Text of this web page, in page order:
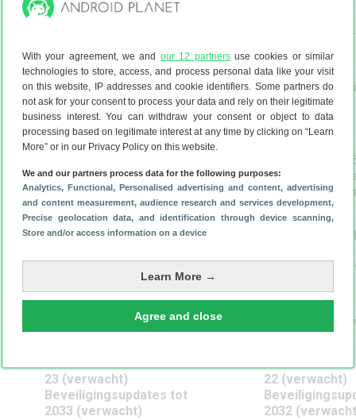
With your agreement, we and our 12 partnersuse cookies or similar
technologies to store, access, and process personal data like your visit
on this website, IP addresses and cookie identifiers. Some partners do
not ask for your consent to process your data and rely on their legitimate
business interest. You can withdraw your consent or object to data
processing based on legitimate interest at any time by clicking on “Learn
More” or in our Privacy Policy on this website.
We and our partners process data for the following purposes:
Analytics, Functional, Personalised advertising and content, advertising
and content measurement, audience research and services development,
Precise geolocation data, and identification through device scanning,
Store and/or access information on a device
Learn More →
Agree and close
6.9 inch Dynamic Amoled
scherm
120 Hz
10 MP camera’s
12 MP selfiecamera
Qualcomm Snapdragon 8
12 GB werkgeheugen
Snelladen, 60 watt
23 (verwacht)
Beveiligingsupdates tot
2033 (verwacht)
162.8 x 77.6 x
6.9 inch
scherm
120 Hz
200 MP 50 MP
10 MP
12 MP
Qualcomm
12 GB
Snelladen, 45
Android 15 t/
22 (verwacht)
2032